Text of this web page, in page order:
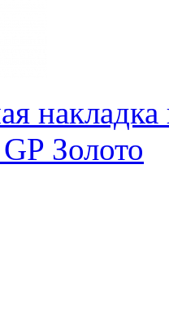
Золото